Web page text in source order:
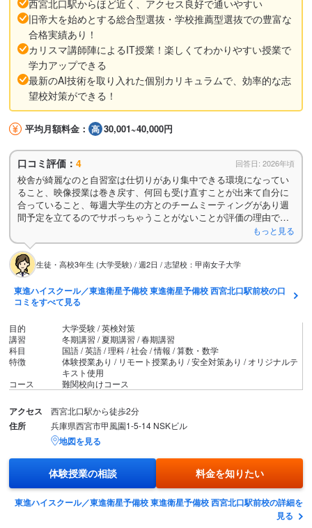
西宮北口駅からほど近く、アクセス良好で通いやすい
旧帝大を始めとする総合型選抜・学校推薦型選抜での豊富な
合格実績あり！
カリスマ講師陣によるIT授業！楽しくてわかりやすい授業で
学力アップできる
最新のAI技術を取り入れた個別カリキュラムで、効率的な志
望校対策ができる！
平均月額料金： 30,001~40,000円
口コミ評価： 4 回答日: 2026年頃
校舎が綺麗なのと自習室は仕切りがあり集中できる環境になってい
ること、映像授業は巻き戻す、何回も受け直すことが出来て自分に
合っていること、毎週大学生の方とのチームミーティングがあり週
間予定を立てるのでサボっちゃうことがないことが評価の理由で
もっと見る
生徒・高校3年生 (大学受験) / 週2日 / 志望校：甲南女子大学
東進ハイスクール／東進衛星予備校 東進衛星予備校 西宮北口駅前校の口
コミをすべて見る
目的
大学受験 / 英検対策
講習
冬期講習 / 夏期講習 / 春期講習
科目
国語 / 英語 / 理科 / 社会 / 情報 / 算数・数学
特徴
体験授業あり / リモート授業あり / 安全対策あり / オリジナルテ
キスト使用
コース
難関校向けコース
アクセス 西宮北口駅から徒歩2分
住所 兵庫県西宮市甲風園1-5-14 NSKビル
地図を見る
体験授業の相談 料金を知りたい
東進ハイスクール／東進衛星予備校 東進衛星予備校 西宮北口駅前校の詳細を
見る